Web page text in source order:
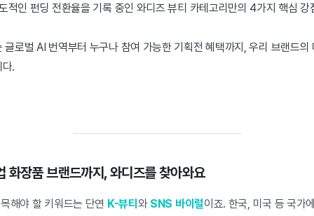
적인 펀딩 전환율을 기록 중인 와디즈 뷰티 카테고리만의 4가지 핵심 강
글로벌 AI 번역부터 누구나 참여 가능한 기획전 혜택까지, 우리 브랜드
.
화장품 브랜드까지, 와디즈를 찾아와요
해야 할 키워드는 단연 K-뷰티 와 SNS 바이럴이죠. 한국, 미국 등 국가